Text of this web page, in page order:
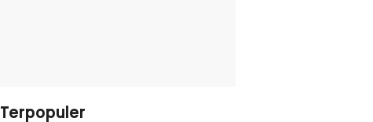
Terpopuler